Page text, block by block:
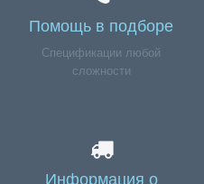
Помощь в подборе
Спецификации любой
сложности
Информация о